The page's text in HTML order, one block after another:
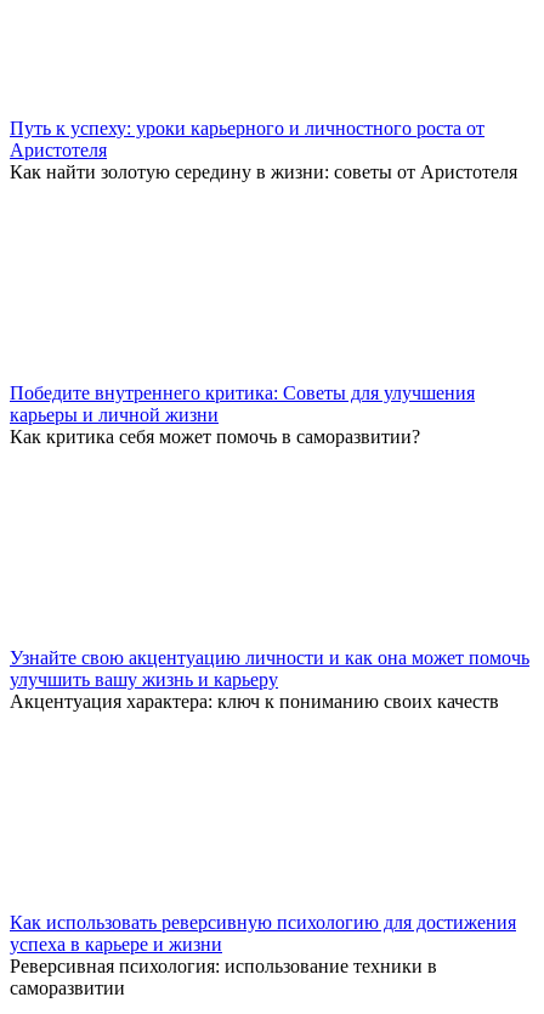
Путь к успеху: уроки карьерного и личностного роста от
Аристотеля
Как найти золотую середину в жизни: советы от Аристотеля
Победите внутреннего критика: Советы для улучшения
карьеры и личной жизни
Как критика себя может помочь в саморазвитии?
Узнайте свою акцентуацию личности и как она может помочь
улучшить вашу жизнь и карьеру
Акцентуация характера: ключ к пониманию своих качеств
Как использовать реверсивную психологию для достижения
успеха в карьере и жизни
Реверсивная психология: использование техники в
саморазвитии